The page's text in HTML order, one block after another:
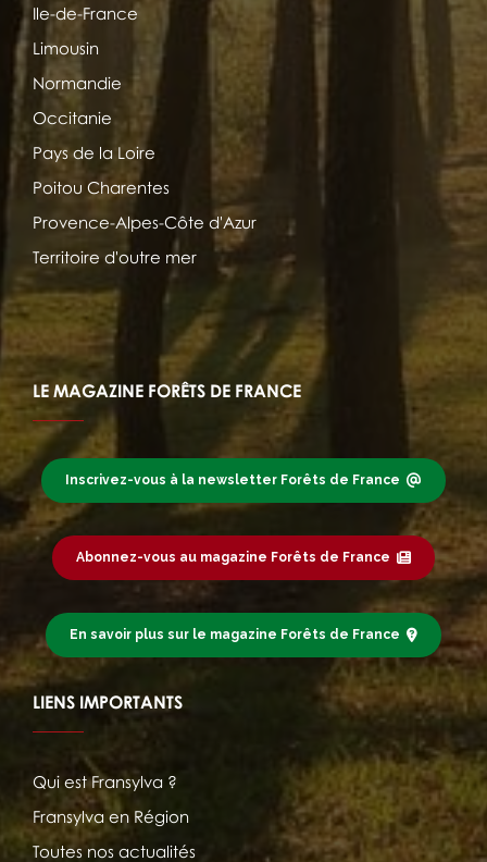
Ile-de-France
Limousin
Normandie
Occitanie
Pays de la Loire
Poitou Charentes
Provence-Alpes-Côte d'Azur
Territoire d'outre mer
LE MAGAZINE FORÊTS DE FRANCE
Inscrivez-vous à la newsletter Forêts de France
Abonnez-vous au magazine Forêts de France
En savoir plus sur le magazine Forêts de France
LIENS IMPORTANTS
Qui est Fransylva ?
Fransylva en Région
Toutes nos actualités